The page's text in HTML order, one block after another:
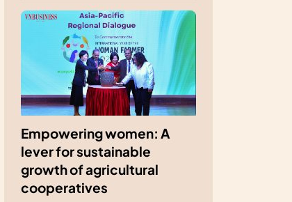
Empowering women: A
lever for sustainable
growth of agricultural
cooperatives